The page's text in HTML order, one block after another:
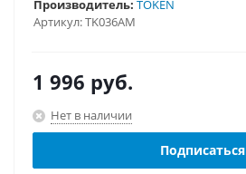
Артикул:TK036AM
Производитель: TOKEN
1 996 руб.
Нет в наличии
Подписаться